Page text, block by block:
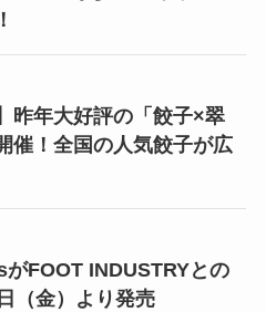
昨年大好評の「餃子×翠
催！全国の人気餃子が広
FOOT INDUSTRYとの
（金）より発売